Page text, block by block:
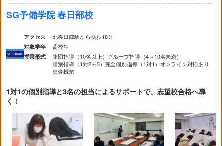
SG予備学院 春日部校
アクセス 北春日部駅から徒歩18分
対象学年 高校生
授業形式 集団指導（10名以上） グループ指導（4～10名未満）
個別指導（1対2～3） 完全個別指導（1対1） オンライン対応あり
映像授業
1対1の個別指導と3名の担当によるサポートで、志望校合格へ導
く！